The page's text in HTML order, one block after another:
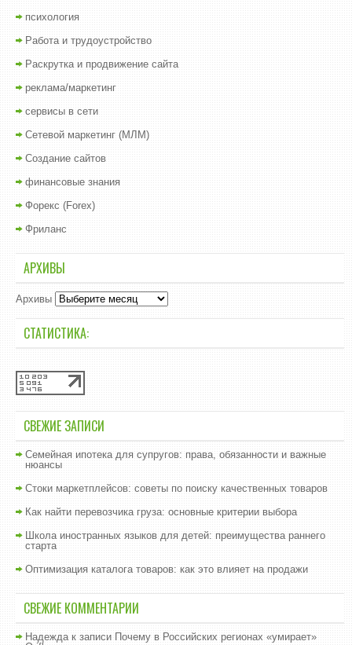
психология
Работа и трудоустройство
Раскрутка и продвижение сайта
реклама/маркетинг
сервисы в сети
Сетевой маркетинг (МЛМ)
Создание сайтов
финансовые знания
Форекс (Forex)
Фриланс
АРХИВЫ
Архивы
СТАТИСТИКА:
СВЕЖИЕ ЗАПИСИ
Семейная ипотека для супругов: права, обязанности и важные
нюансы
Стоки маркетплейсов: советы по поиску качественных товаров
Как найти перевозчика груза: основные критерии выбора
Школа иностранных языков для детей: преимущества раннего
старта
Оптимизация каталога товаров: как это влияет на продажи
СВЕЖИЕ КОММЕНТАРИИ
Надеждак записи Почему в Российских регионах «умирает»